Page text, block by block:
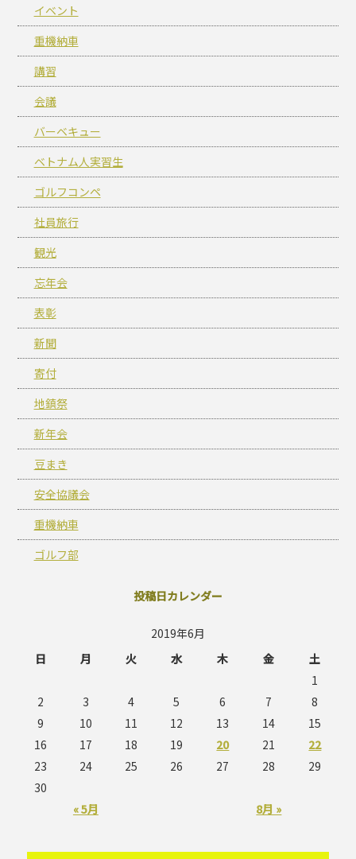
イベント
重機納車
講習
会議
バーベキュー
ベトナム人実習生
ゴルフコンペ
社員旅行
観光
忘年会
表彰
新聞
寄付
地鎮祭
新年会
豆まき
安全協議会
重機納車
ゴルフ部
投稿日カレンダー
2019年6月
日
月 火 水 木 金 土
« 5月 8月 »
1
2
3 4 5 6 7
8
9
10 11 12 13 14
15
16
17 18 19 20 21
22
23
24 25 26 27 28
29
30